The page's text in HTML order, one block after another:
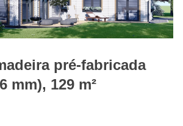
pré-fabricada
mm), 129 m²